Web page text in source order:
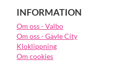
INFORMATION
Om oss - Valbo
Om oss - Gävle City
Kloklippning
Om cookies